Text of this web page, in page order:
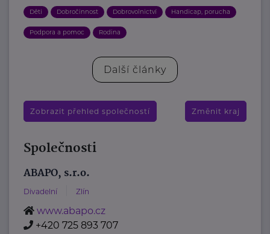
Děti Dobročinnost Dobrovolnictví Handicap, porucha
Podpora a pomoc Rodina
Další články
Zobrazit přehled společností Změnit kraj
Společnosti
ABAPO, s.r.o.
Divadelní Zlín
www.abapo.cz
+420 725 893 707